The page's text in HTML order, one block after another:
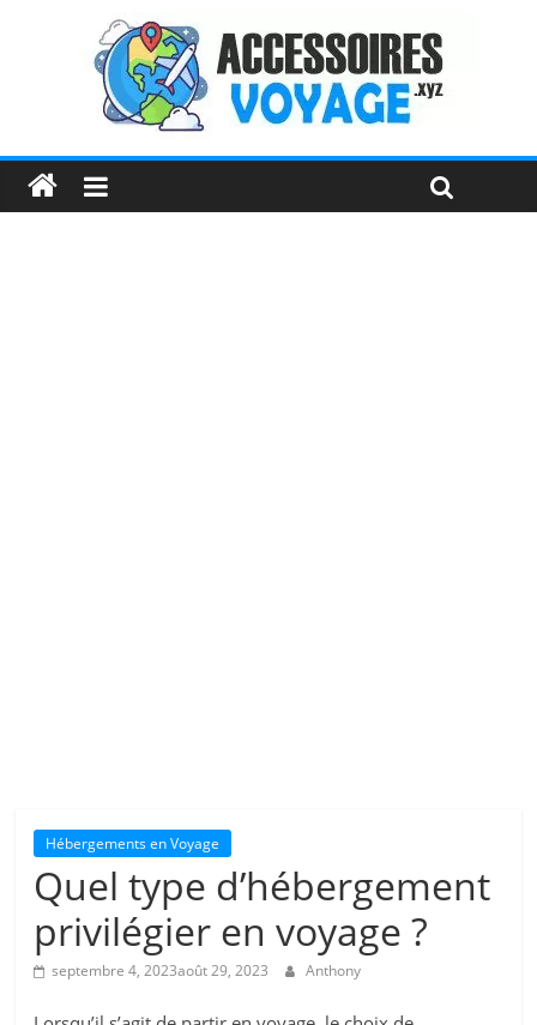
Hébergements en Voyage
Quel type d’hébergement
privilégier en voyage ?
septembre 4, 2023août 29, 2023 Anthony